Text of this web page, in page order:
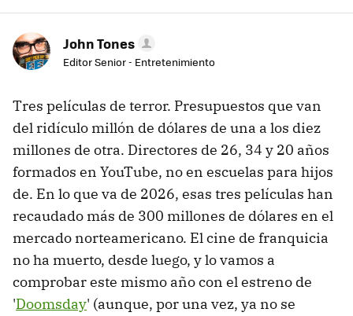
John Tones
Editor Senior - Entretenimiento
Tres películas de terror. Presupuestos que van
del ridículo millón de dólares de una a los diez
millones de otra. Directores de 26, 34 y 20 años
formados en YouTube, no en escuelas para hijos
de. En lo que va de 2026, esas tres películas han
recaudado más de 300 millones de dólares en el
mercado norteamericano. El cine de franquicia
no ha muerto, desde luego, y lo vamos a
comprobar este mismo año con el estreno de
'Doomsday' (aunque, por una vez, ya no se